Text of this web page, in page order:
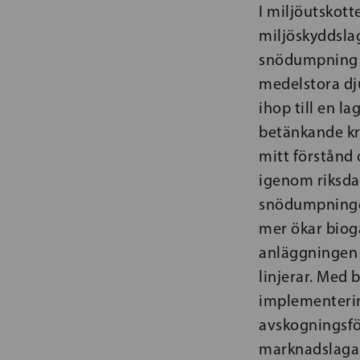
I
medelstora
ihop till en
betänkande
mitt förstånd
igenom
mer ökar
linjerar. Med